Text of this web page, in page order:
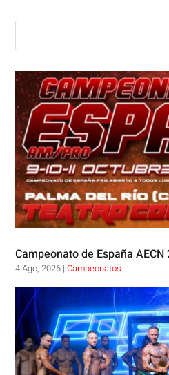
Campeonato de España
4 Ago, 2026 |Campeonatos